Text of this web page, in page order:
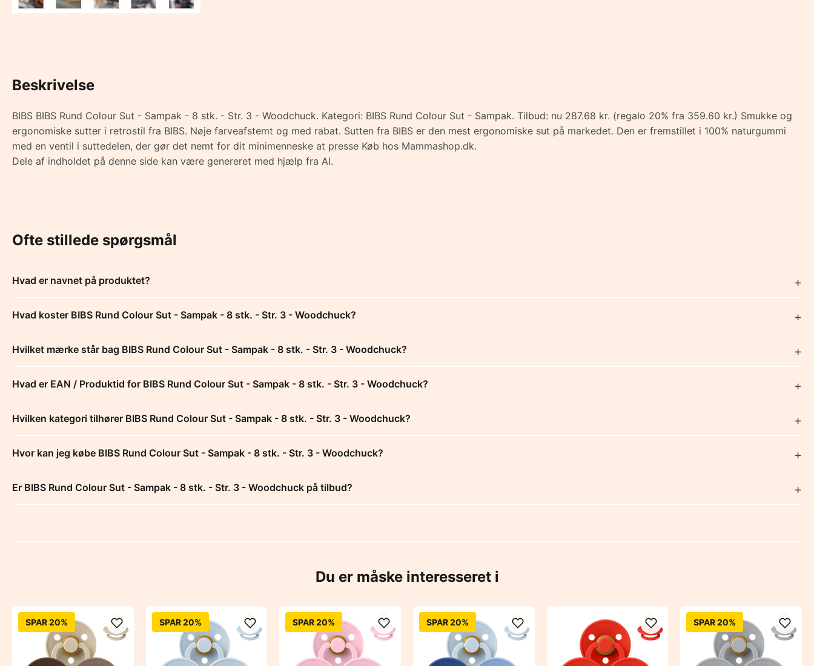
Beskrivelse
BIBS BIBS Rund Colour Sut - Sampak - 8 stk. - Str. 3 - Woodchuck. Kategori: BIBS Rund Colour Sut - Sampak. Tilbud: nu 287.68 kr. (regalo 20% fra 359.60 kr.) Smukke og
ergonomiske sutter i retrostil fra BIBS. Nøje farveafstemt og med rabat. Sutten fra BIBS er den mest ergonomiske sut på markedet. Den er fremstillet i 100% naturgummi
med en ventil i suttedelen, der gør det nemt for dit minimenneske at presse Køb hos Mammashop.dk.
Dele af indholdet på denne side kan være genereret med hjælp fra AI.
Ofte stillede spørgsmål
Hvad er navnet på produktet?
Hvad koster BIBS Rund Colour Sut - Sampak - 8 stk. - Str. 3 - Woodchuck?
Hvilket mærke står bag BIBS Rund Colour Sut - Sampak - 8 stk. - Str. 3 - Woodchuck?
Hvad er EAN / Produktid for BIBS Rund Colour Sut - Sampak - 8 stk. - Str. 3 - Woodchuck?
Hvilken kategori tilhører BIBS Rund Colour Sut - Sampak - 8 stk. - Str. 3 - Woodchuck?
Hvor kan jeg købe BIBS Rund Colour Sut - Sampak - 8 stk. - Str. 3 - Woodchuck?
Er BIBS Rund Colour Sut - Sampak - 8 stk. - Str. 3 - Woodchuck på tilbud?
Du er måske interesseret i
SPAR 20% SPAR 20% SPAR 20% SPAR 20% SPAR 20%